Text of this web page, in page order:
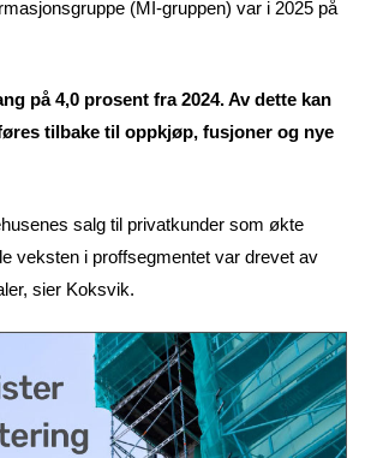
(MI-gruppen) var i 2025 på
på 4,0 prosent fra 2024. Av dette kan
tilbake til oppkjøp, fusjoner og nye
salg til privatkunder som økte
veksten i proffsegmentet var drevet av
sier Koksvik.